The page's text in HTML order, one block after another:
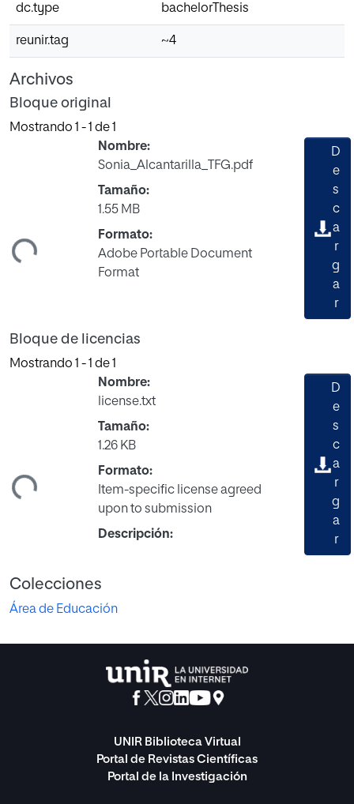
dc.type bachelorThesis
reunir.tag ~4
Archivos
Bloque original
Mostrando 1 - 1 de 1
Nombre:
Sonia_Alcantarilla_TFG.pdf
Tamaño:
1.55 MB
Formato:
Adobe Portable Document
Format
D
e
s
c
a
r
g
a
r
Bloque de licencias
Mostrando 1 - 1 de 1
Nombre:
license.txt
Tamaño:
1.26 KB
Formato:
Item-specific license agreed
upon to submission
Descripción:
D
e
s
c
a
r
g
a
r
Colecciones
Área de Educación
UNIR Biblioteca Virtual
Portal de Revistas Científicas
Portal de la Investigación